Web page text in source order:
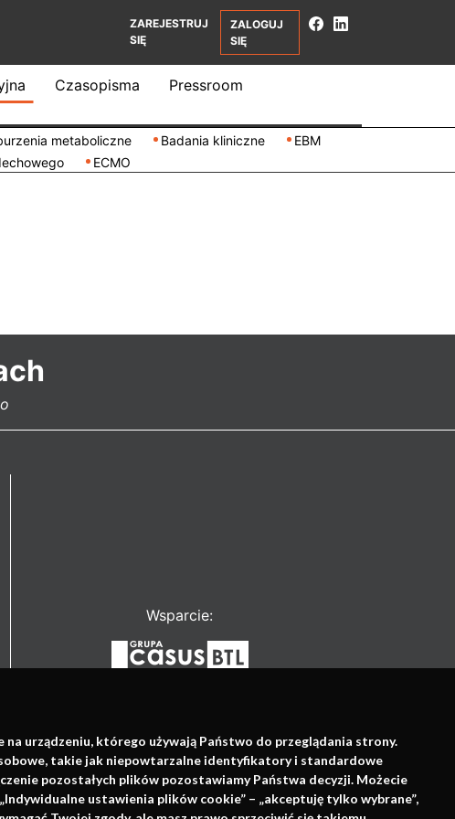
urządzeniu, którego używają Państwo do przeglądania strony.
takie jak niepowtarzalne identyfikatory i standardowe
pozostałych plików pozostawiamy Państwa decyzji. Możecie
ustawienia plików cookie” – „akceptuję tylko wybrane”,
ZAREJESTRUJ
SIĘ
ZALOGUJ
SIĘ
Czasopisma Pressroom
metaboliczne Badania kliniczne
EBM
ECMO
Wsparcie: